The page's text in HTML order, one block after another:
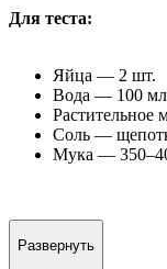
Для теста:
Яйца — 2 шт.
Вода — 100 мл
Растительное
Соль —
Мука —
Развернуть